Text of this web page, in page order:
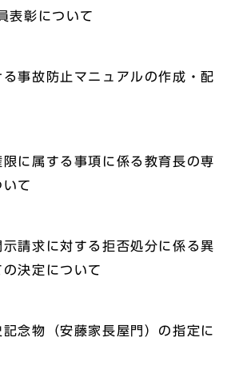
彰について
事故防止マニュアルの作成・配
に属する事項に係る教育長の専
て
請求に対する拒否処分に係る異
決定について
念物（安藤家長屋門）の指定に